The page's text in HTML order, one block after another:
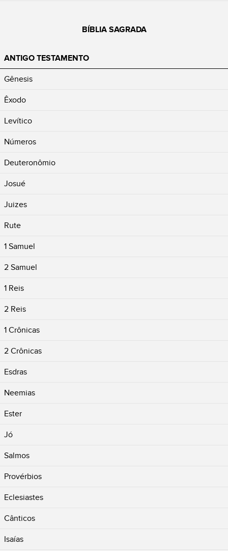
BÍBLIA SAGRADA
ANTIGO TESTAMENTO
Gênesis
Êxodo
Levítico
Números
Deuteronômio
Josué
Juizes
Rute
1 Samuel
2 Samuel
1 Reis
2 Reis
1 Crônicas
2 Crônicas
Esdras
Neemias
Ester
Jó
Salmos
Provérbios
Eclesiastes
Cânticos
Isaías